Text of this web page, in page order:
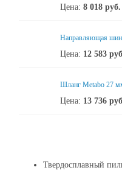
Цена: 8 018 руб.
Направляющая
Цена: 12 583
Шланг Metabo 27
Цена: 13 736
Твердосплавный